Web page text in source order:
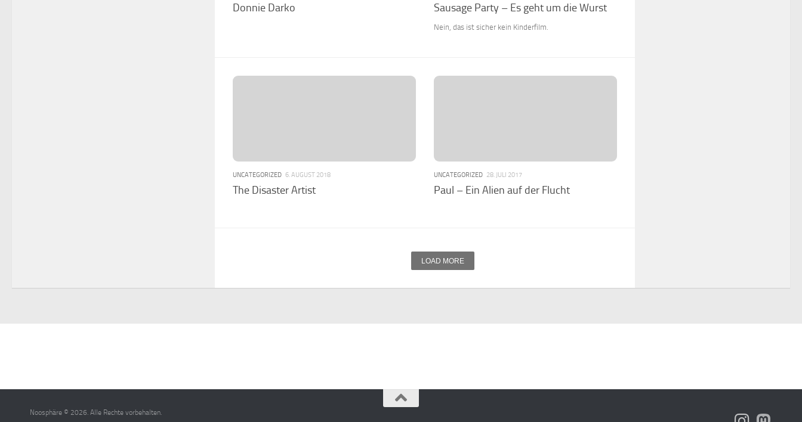
Donnie Darko Sausage Party – Es geht um die Wurst
Nein, das ist sicher kein Kinderfilm.
UNCATEGORIZED 6. AUGUST 2018
The Disaster Artist
UNCATEGORIZED 28. JULI 2017
Paul – Ein Alien auf der Flucht
LOAD MORE
Noosphäre © 2026. Alle Rechte vorbehalten.